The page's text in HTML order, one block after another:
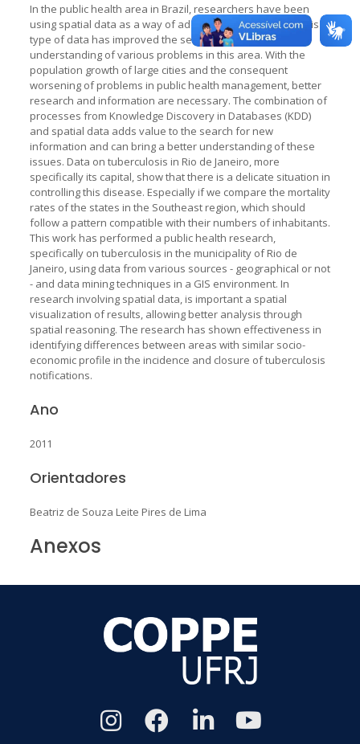
In the public health area in Brazil, researchers have been
using spatial data as a way of adding new information. This
type of data has improved the search for a better
understanding of various problems in this area. With the
population growth of large cities and the consequent
worsening of problems in public health management, better
research and information are necessary. The combination of
processes from Knowledge Discovery in Databases (KDD)
and spatial data adds value to the search for new
information and can bring a better understanding of these
issues. Data on tuberculosis in Rio de Janeiro, more
specifically its capital, show that there is a delicate situation in
controlling this disease. Especially if we compare the mortality
rates of the states in the Southeast region, which should
follow a pattern compatible with their numbers of inhabitants.
This work has performed a public health research,
specifically on tuberculosis in the municipality of Rio de
Janeiro, using data from various sources - geographical or not
- and data mining techniques in a GIS environment. In
research involving spatial data, is important a spatial
visualization of results, allowing better analysis through
spatial reasoning. The research has shown effectiveness in
identifying differences between areas with similar socio-
economic profile in the incidence and closure of tuberculosis
notifications.
Ano
2011
Orientadores
Beatriz de Souza Leite Pires de Lima
Anexos